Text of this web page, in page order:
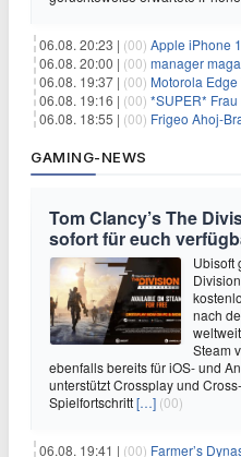
06.08. 20:23 | (00) Apple iPhone 17 256GB +
06.08. 20:00 | (00) manager magazin+ &
06.08. 19:37 | (00) Motorola Edge 70 Pro 256GB +
06.08. 19:16 | (00) *SUPER* Frau mit Herz
06.08. 18:55 | (00) Frigeo Ahoj-Brause
GAMING-NEWS
Tom Clancy’s The
sofort für euch
Ubisoft
nach
Steam
ebenfalls bereits für iOS- und
unterstützt Crossplay und
Spielfortschritt[…] (00)
06.08. 19:41 | (00) Farmer’s